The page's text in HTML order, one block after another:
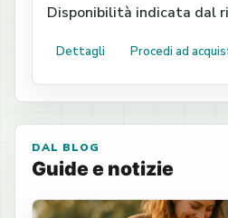
Disponibilità indicata dal
Dettagli Procedi ad
DAL BLOG
Guide e notizie